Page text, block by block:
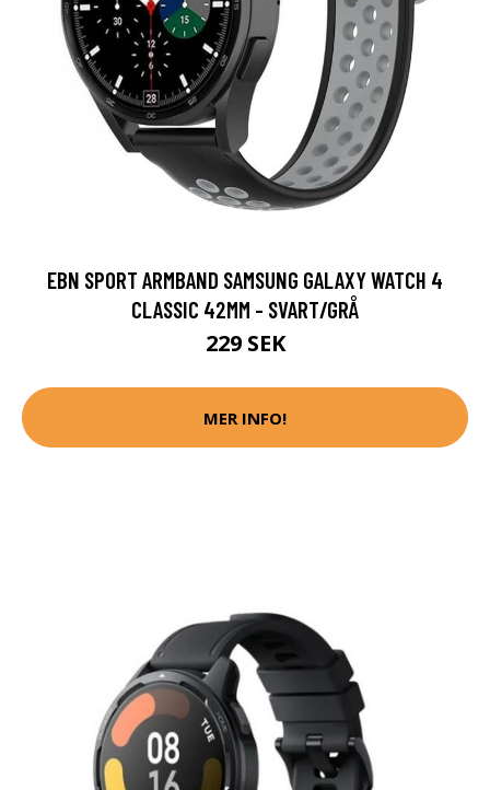
EBN SPORT ARMBAND SAMSUNG GALAXY WATCH 4
CLASSIC 42MM - SVART/GRÅ
229 SEK
MER INFO!